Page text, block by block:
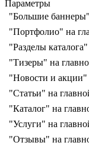
Параметры
"Большие
"Портфолио" на
"Разделы
"Тизеры" на
"Новости и акции"
"Статьи" на
"Каталог" на
"Услуги" на
"Отзывы" на